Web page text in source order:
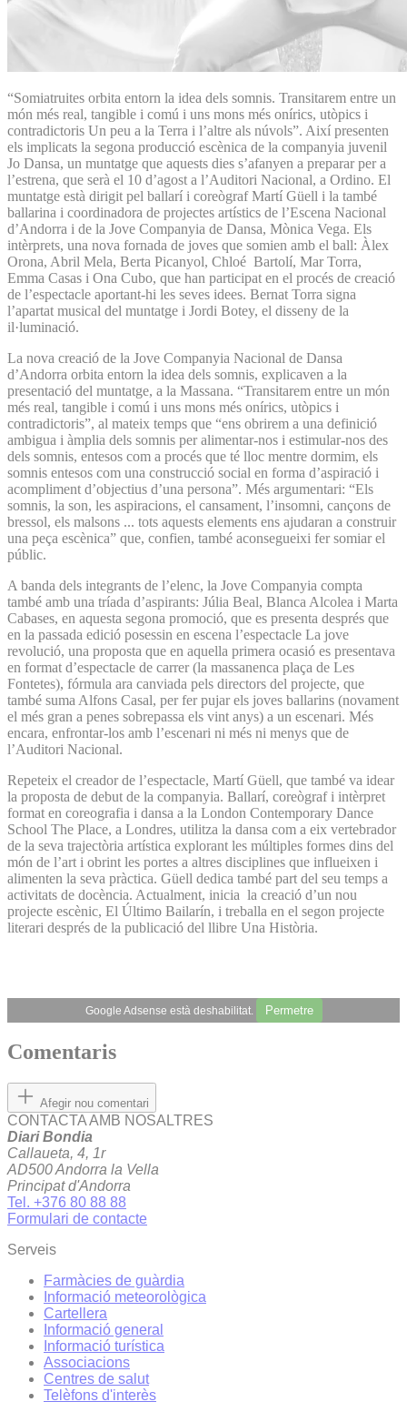
“Somiatruites orbita entorn la idea dels somnis. Transitarem entre un
món més real, tangible i comú i uns mons més onírics, utòpics i
contradictoris Un peu a la Terra i l’altre als núvols”. Així presenten
els implicats la segona producció escènica de la companyia juvenil
Jo Dansa, un muntatge que aquests dies s’afanyen a preparar per a
l’estrena, que serà el 10 d’agost a l’Auditori Nacional, a Ordino. El
muntatge està dirigit pel ballarí i coreògraf Martí Güell i la també
ballarina i coordinadora de projectes artístics de l’Escena Nacional
d’Andorra i de la Jove Companyia de Dansa, Mònica Vega. Els
intèrprets, una nova fornada de joves que somien amb el ball: Àlex
Orona, Abril Mela, Berta Picanyol, Chloé Bartolí, Mar Torra,
Emma Casas i Ona Cubo, que han participat en el procés de creació
de l’espectacle aportant-hi les seves idees. Bernat Torra signa
l’apartat musical del muntatge i Jordi Botey, el disseny de la
il·luminació.
La nova creació de la Jove Companyia Nacional de Dansa
d’Andorra orbita entorn la idea dels somnis, explicaven a la
presentació del muntatge, a la Massana. “Transitarem entre un món
més real, tangible i comú i uns mons més onírics, utòpics i
contradictoris”, al mateix temps que “ens obrirem a una definició
ambigua i àmplia dels somnis per alimentar-nos i estimular-nos des
dels somnis, entesos com a procés que té lloc mentre dormim, els
somnis entesos com una construcció social en forma d’aspiració i
acompliment d’objectius d’una persona”. Més argumentari: “Els
somnis, la son, les aspiracions, el cansament, l’insomni, cançons de
bressol, els malsons ... tots aquests elements ens ajudaran a construir
una peça escènica” que, confien, també aconsegueixi fer somiar el
públic.
A banda dels integrants de l’elenc, la Jove Companyia compta
també amb una tríada d’aspirants: Júlia Beal, Blanca Alcolea i Marta
Cabases, en aquesta segona promoció, que es presenta després que
en la passada edició posessin en escena l’espectacle La jove
revolució, una proposta que en aquella primera ocasió es presentava
en format d’espectacle de carrer (la massanenca plaça de Les
Fontetes), fórmula ara canviada pels directors del projecte, que
també suma Alfons Casal, per fer pujar els joves ballarins (novament
el més gran a penes sobrepassa els vint anys) a un escenari. Més
encara, enfrontar-los amb l’escenari ni més ni menys que de
l’Auditori Nacional.
Repeteix el creador de l’espectacle, Martí Güell, que també va idear
la proposta de debut de la companyia. Ballarí, coreògraf i intèrpret
format en coreografia i dansa a la London Contemporary Dance
School The Place, a Londres, utilitza la dansa com a eix vertebrador
de la seva trajectòria artística explorant les múltiples formes dins del
món de l’art i obrint les portes a altres disciplines que influeixen i
alimenten la seva pràctica. Güell dedica també part del seu temps a
activitats de docència. Actualment, inicia la creació d’un nou
projecte escènic, El Último Bailarín, i treballa en el segon projecte
literari després de la publicació del llibre Una Història.
Google Adsense està deshabilitat. Permetre
Comentaris
Afegir nou comentari
CONTACTA AMB NOSALTRES
Diari Bondia
Callaueta, 4, 1r
AD500 Andorra la Vella
Principat d'Andorra
Tel. +376 80 88 88
Formulari de contacte
Serveis
Farmàcies de guàrdia
Informació meteorològica
Cartellera
Informació general
Informació turística
Associacions
Centres de salut
Telèfons d'interès